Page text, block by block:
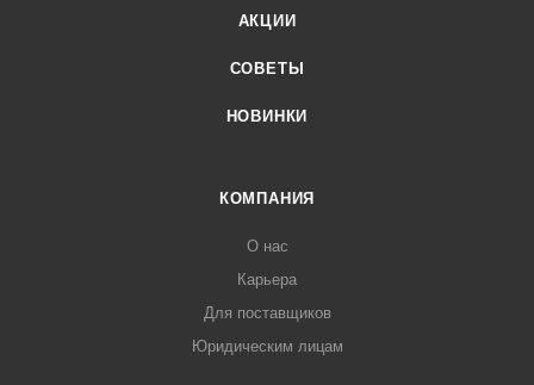
АКЦИИ
СОВЕТЫ
НОВИНКИ
КОМПАНИЯ
О нас
Карьера
Для поставщиков
Юридическим лицам